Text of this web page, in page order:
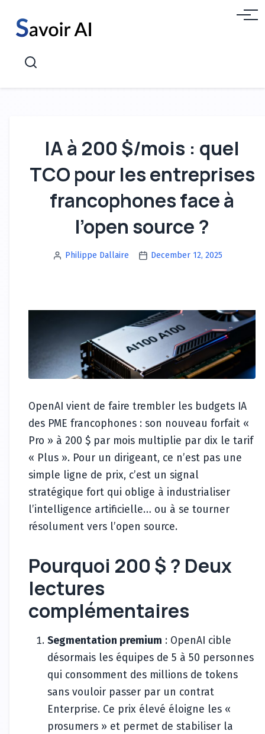
contenu
Menu
Recherche
IA à 200 $/mois : quel
TCO pour les entreprises
francophones face à
l’open source ?
Philippe Dallaire December 12, 2025
OpenAI vient de faire trembler les budgets IA
des PME francophones : son nouveau forfait «
Pro » à 200 $ par mois multiplie par dix le tarif
« Plus ». Pour un dirigeant, ce n’est pas une
simple ligne de prix, c’est un signal
stratégique fort qui oblige à industrialiser
l’intelligence artificielle… ou à se tourner
résolument vers l’open source.
Pourquoi 200 $ ? Deux
lectures
complémentaires
Segmentation premium : OpenAI cible
désormais les équipes de 5 à 50 personnes
qui consomment des millions de tokens
sans vouloir passer par un contrat
Enterprise. Ce prix élevé éloigne les «
prosumers » et permet de stabiliser la